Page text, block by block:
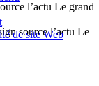
de site Web
l’actu Le grand
source l’actu Le